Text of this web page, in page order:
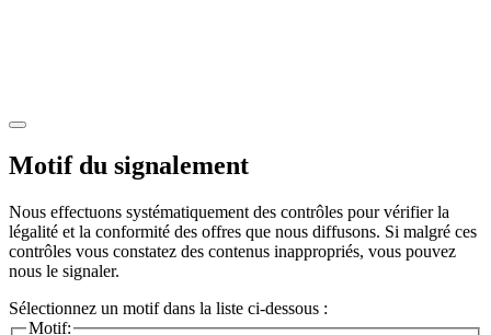
Motif du signalement
Nous effectuons systématiquement des contrôles pour vérifier la
légalité et la conformité des offres que nous diffusons. Si malgré ces
contrôles vous constatez des contenus inappropriés, vous pouvez
nous le signaler.
Sélectionnez un motif dans la liste ci-dessous :
Motif: